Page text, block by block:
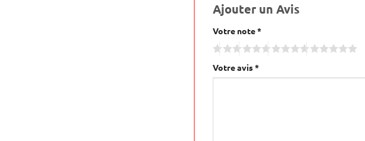
Ajouter un Avis
Votre note*
Votre avis*
Alternative: